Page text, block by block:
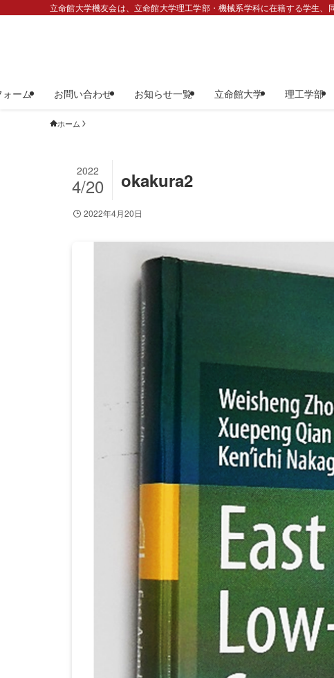
立命館大学機友会は、立命館大学理工学部・機械系学科に在籍する学生、
ーム お問い合わせ お知らせ一覧 立命館大学 理工学部
ホーム
okakura2
2022
4/20
2022年4月20日